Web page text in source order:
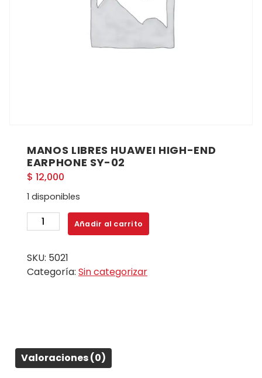
MANOS LIBRES HUAWEI HIGH-END
EARPHONE SY-02
$ 12,000
1 disponibles
MANOS
LIBRES
HIGH-
END
Añadir al carrito
SKU: 5021
Categoría: Sin categorizar
Valoraciones (0)